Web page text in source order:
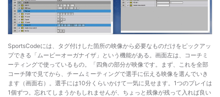
SportsCodeには、タグ付けした箇所の映像から必要なものだけをピックアッ
プできる「ムービーオーガナイザ」という機能がある。画面左は、コーチミ
ーティングで使っているもの。「四角の部分が映像です。まず、これを全部
コーチ陣で見てから、チームミーティングで選手に伝える映像を選んでいき
ます（画面右）。選手には10分くらいかけて一気に見せます。1つのプレイは
1個ずつ。忘れてしまうかもしれませんが、ちょっと残像が残って入れば良い